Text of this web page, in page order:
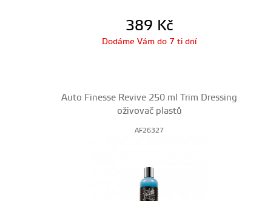
389 Kč
Dodáme Vám do 7 ti dní
Auto Finesse Revive 250 ml Trim Dressing
oživovač plastů
AF26327